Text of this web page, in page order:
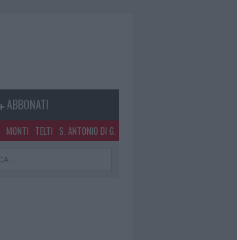
ABBONATI
MONTI TELTI S. ANTONIO DI G.